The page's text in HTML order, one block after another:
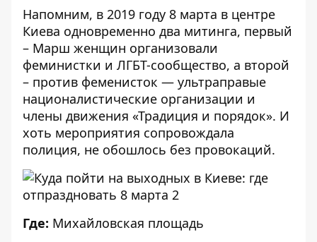
Напомним, в 2019 году 8 марта в центре
Киева одновременно два митинга, первый
– Марш женщин организовали
феминистки и ЛГБТ-сообщество, а второй
– против феменисток — ультраправые
националистические организации и
члены движения «Традиция и порядок». И
хоть мероприятия сопровождала
полиция, не обошлось без провокаций.
Где: Михайловская площадь